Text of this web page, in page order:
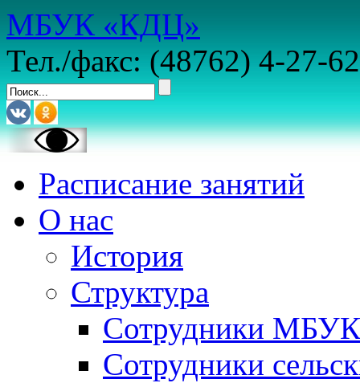
МБУК «КДЦ»
Тел./факс: (48762) 4-27-62
Расписание занятий
О нас
История
Структура
Сотрудники
Сотрудники